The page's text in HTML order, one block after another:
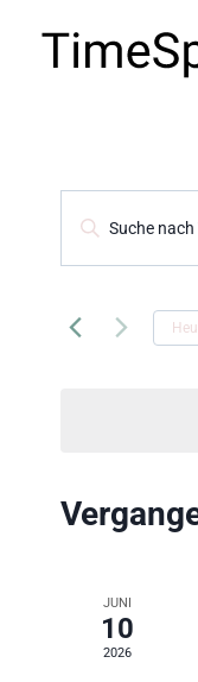
Such-
und
Geben
Schlüsselwort.
JUNI
10
2026